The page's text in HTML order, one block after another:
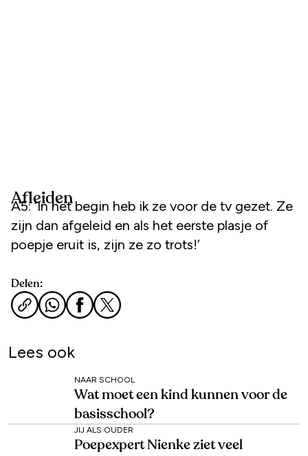
Afleiden
A5: ‘In het begin heb ik ze voor de tv gezet. Ze
zijn dan afgeleid en als het eerste plasje of
poepje eruit is, zijn ze zo trots!’
Delen:
Lees ook
NAAR SCHOOL
Wat moet een kind kunnen voor de
basisschool?
JIJ ALS OUDER
Poepexpert Nienke ziet veel